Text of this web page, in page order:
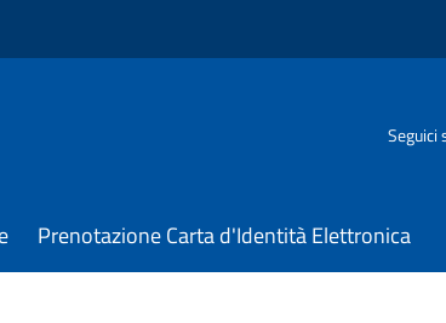
Seguici
Prenotazione Carta d'Identità Elettronica